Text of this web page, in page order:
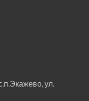
ул.